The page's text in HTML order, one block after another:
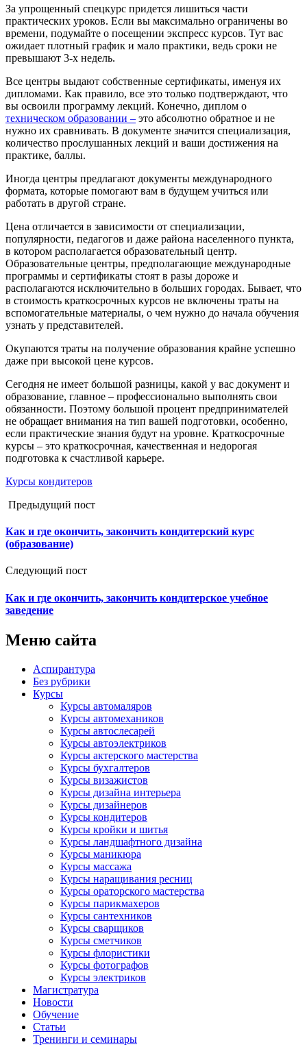
За упрощенный спецкурс придется лишиться части
практических уроков. Если вы максимально ограничены во
времени, подумайте о посещении экспресс курсов. Тут вас
ожидает плотный график и мало практики, ведь сроки не
превышают 3-х недель.
Все центры выдают собственные сертификаты, именуя их
дипломами. Как правило, все это только подтверждают, что
вы освоили программу лекций. Конечно, диплом о
техническом образовании – это абсолютно обратное и не
нужно их сравнивать. В документе значится специализация,
количество прослушанных лекций и ваши достижения на
практике, баллы.
Иногда центры предлагают документы международного
формата, которые помогают вам в будущем учиться или
работать в другой стране.
Цена отличается в зависимости от специализации,
популярности, педагогов и даже района населенного пункта,
в котором располагается образовательный центр.
Образовательные центры, предполагающие международные
программы и сертификаты стоят в разы дороже и
располагаются исключительно в больших городах. Бывает, что
в стоимость краткосрочных курсов не включены траты на
вспомогательные материалы, о чем нужно до начала обучения
узнать у представителей.
Окупаются траты на получение образования крайне успешно
даже при высокой цене курсов.
Сегодня не имеет большой разницы, какой у вас документ и
образование, главное – профессионально выполнять свои
обязанности. Поэтому большой процент предпринимателей
не обращает внимания на тип вашей подготовки, особенно,
если практические знания будут на уровне. Краткосрочные
курсы – это краткосрочная, качественная и недорогая
подготовка к счастливой карьере.
Курсы кондитеров
Предыдущий пост
Как и где окончить, закончить кондитерский курс
(образование)
Следующий пост
Как и где окончить, закончить кондитерское учебное
заведение
Меню сайта
Аспирантура
Без рубрики
Курсы
Курсы автомаляров
Курсы автомехаников
Курсы автослесарей
Курсы автоэлектриков
Курсы актерского мастерства
Курсы бухгалтеров
Курсы визажистов
Курсы дизайна интерьера
Курсы дизайнеров
Курсы кондитеров
Курсы кройки и шитья
Курсы ландшафтного дизайна
Курсы маникюра
Курсы массажа
Курсы наращивания ресниц
Курсы ораторского мастерства
Курсы парикмахеров
Курсы сантехников
Курсы сварщиков
Курсы сметчиков
Курсы флористики
Курсы фотографов
Курсы электриков
Магистратура
Новости
Обучение
Статьи
Тренинги и семинары